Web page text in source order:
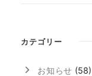
カテゴリー
お知らせ (58)